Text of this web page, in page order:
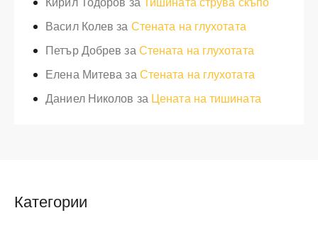
Васил Колев за Стената на глухотата
Петър Добрев за Стената на глухотата
Елена Митева за Стената на глухотата
Даниел Николов за Цената на тишината
Категории